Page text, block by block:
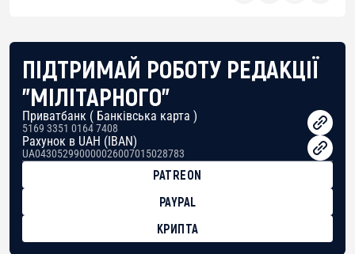
ПІДТРИМАЙ РОБОТУ РЕДАКЦІЇ
"МІЛІТАРНОГО"
Приватбанк ( Банківська карта )
5169 3351 0164 7408
Рахунок в UAH (IBAN)
UA043052990000026007015028783
PATREON
PAYPAL
КРИПТА